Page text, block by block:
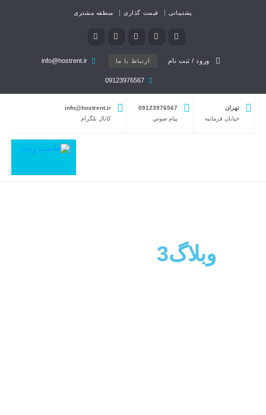
پشتیبانی قیمت گذاری منطقه مشتری
ورود / ثبت نام ارتباط با ما info@hostrent.ir
09123976567
تهران
خیابان فرمانيه
09123976567
پيام صوتي
info@hostrent.ir
كانال تلگرام
وبلاگ3